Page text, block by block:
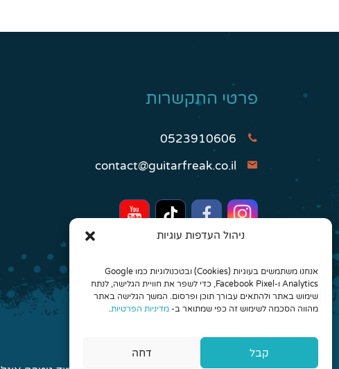
ניהול העדפות עוגיות
אנחנו משתמשים בעוגיות (Cookies) ובטכנולוגיות כמו Google
Analytics ו-Facebook Pixel, כדי לשפר את חוויית הגלישה, לנתח
שימוש באתר ולהתאים עבורך תוכן ופרסום. המשך הגלישה באתר
מהווה הסכמה לשימוש זה כפי שמתואר ב-מדיניות הפרטיות.
קבל דחה
פרטי התקשרות
0523910606
contact@guitarfreak.co.il